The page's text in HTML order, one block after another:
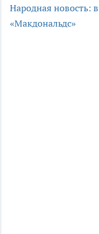
Народная новость:
«Макдональдс»